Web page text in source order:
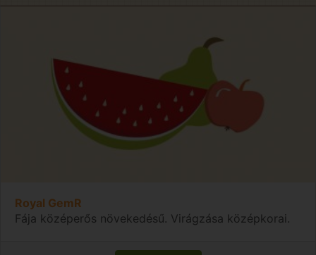
Royal GemR
Fája középerős növekedésű. Virágzása középkorai.